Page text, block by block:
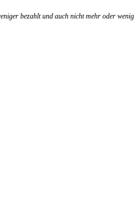
bezahlt und auch nicht mehr oder